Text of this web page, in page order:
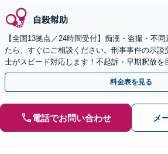
自殺幇助
【全国13拠点／24時間受付】痴漢・盗撮・不
たら、すぐにご相談ください。刑事事件の示談
士がスピード対応します！不起訴・早期釈放を
動を行います。
料金表を見る
電話でお問い合わせ メ